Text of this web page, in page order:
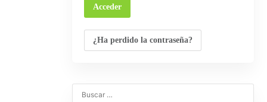
¿Ha perdido la contraseña?